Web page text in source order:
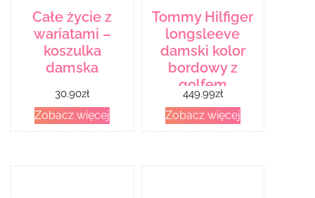
Całe życie z
wariatami –
koszulka
damska
30.90zł
Zobacz więcej
Tommy Hilfiger
longsleeve
damski kolor
bordowy z
golfem
449.99zł
Zobacz więcej